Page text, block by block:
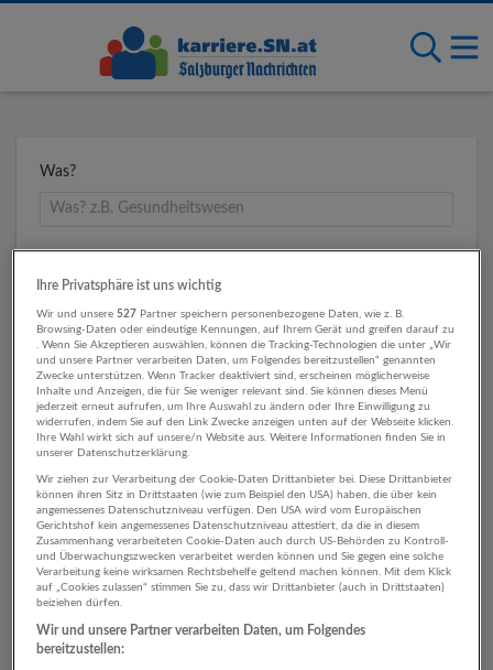
Was?
Umkreis
1 Geschäftsführung, Leitung
Verlagswesen Unternehmen
Ihre Privatsphäre ist uns wichtig
Wir und unsere527 Partner speichern personenbezogene Daten, wie z. B.
Browsing-Daten oder eindeutige Kennungen, auf Ihrem Gerät und greifen darauf zu
. Wenn Sie Akzeptieren auswählen, können die Tracking-Technologien die unter „Wir
und unsere Partner verarbeiten Daten, um Folgendes bereitzustellen“ genannten
Zwecke unterstützen. Wenn Tracker deaktiviert sind, erscheinen möglicherweise
Inhalte und Anzeigen, die für Sie weniger relevant sind. Sie können dieses Menü
jederzeit erneut aufrufen, um Ihre Auswahl zu ändern oder Ihre Einwilligung zu
widerrufen, indem Sie auf den Link Zwecke anzeigen unten auf der Webseite klicken.
Ihre Wahl wirkt sich auf unsere/n Website aus. Weitere Informationen finden Sie in
unserer Datenschutzerklärung.
Wir ziehen zur Verarbeitung der Cookie-Daten Drittanbieter bei. Diese Drittanbieter
können ihren Sitz in Drittstaaten (wie zum Beispiel den USA) haben, die über kein
angemessenes Datenschutzniveau verfügen. Den USA wird vom Europäischen
Gerichtshof kein angemessenes Datenschutzniveau attestiert, da die in diesem
Zusammenhang verarbeiteten Cookie-Daten auch durch US-Behörden zu Kontroll-
und Überwachungszwecken verarbeitet werden können und Sie gegen eine solche
Verarbeitung keine wirksamen Rechtsbehelfe geltend machen können. Mit dem Klick
auf „Cookies zulassen“ stimmen Sie zu, dass wir Drittanbieter (auch in Drittstaaten)
beiziehen dürfen.
Wir und unsere Partner verarbeiten Daten, um Folgendes
bereitzustellen: